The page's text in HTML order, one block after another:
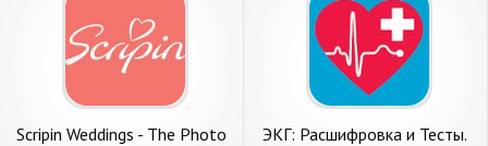
Scripin Weddings - The Photo
ЭКГ: Расшифровка и Тесты.